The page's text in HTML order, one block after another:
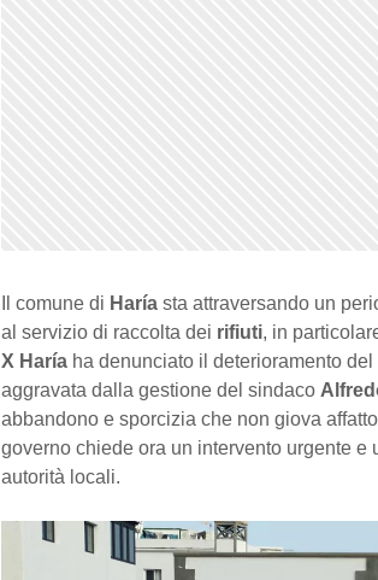
Il comune di Haría sta attraversando un
al servizio di raccolta dei rifiuti, in
X Haría ha denunciato il deterioramento
aggravata dalla gestione del sindaco
abbandono e sporcizia che non giova
governo chiede ora un intervento urgente
autorità locali.